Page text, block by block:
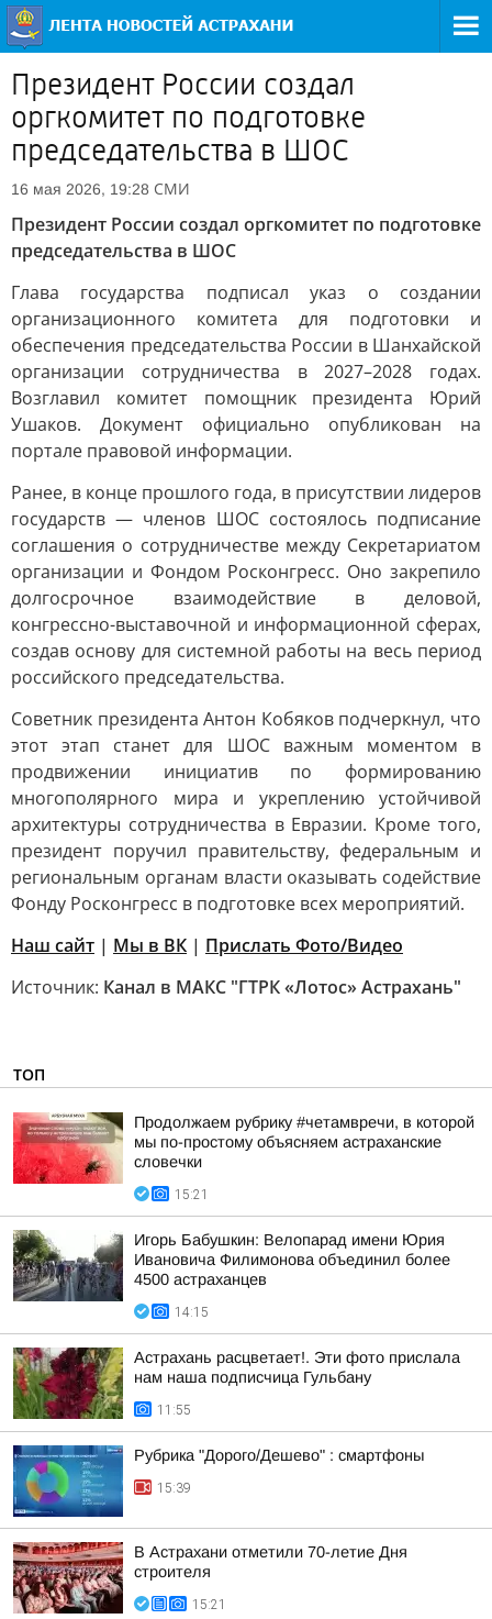
Президент России создал
оргкомитет по подготовке
председательства в ШОС
16 мая 2026, 19:28 СМИ
Президент России создал оргкомитет по подготовке
председательства в ШОС
Глава государства подписал указ о создании
организационного комитета для подготовки и
обеспечения председательства России в Шанхайской
организации сотрудничества в 2027–2028 годах.
Возглавил комитет помощник президента Юрий
Ушаков. Документ официально опубликован на
портале правовой информации.
Ранее, в конце прошлого года, в присутствии лидеров
государств — членов ШОС состоялось подписание
соглашения о сотрудничестве между Секретариатом
организации и Фондом Росконгресс. Оно закрепило
долгосрочное взаимодействие в деловой,
конгрессно-выставочной и информационной сферах,
создав основу для системной работы на весь период
российского председательства.
Советник президента Антон Кобяков подчеркнул, что
этот этап станет для ШОС важным моментом в
продвижении инициатив по формированию
многополярного мира и укреплению устойчивой
архитектуры сотрудничества в Евразии. Кроме того,
президент поручил правительству, федеральным и
региональным органам власти оказывать содействие
Фонду Росконгресс в подготовке всех мероприятий.
Наш сайт | Мы в ВК | Прислать Фото/Видео
Источник: Канал в МАКС "ГТРК «Лотос» Астрахань"
ТОП
Продолжаем рубрику #четамвречи, в которой
мы по-простому объясняем астраханские
словечки
15:21
Игорь Бабушкин: Велопарад имени Юрия
Ивановича Филимонова объединил более
4500 астраханцев
14:15
Астрахань расцветает!. Эти фото прислала
нам наша подписчица Гульбану
11:55
Рубрика "Дорого/Дешево" : смартфоны
15:39
В Астрахани отметили 70-летие Дня
строителя
15:21